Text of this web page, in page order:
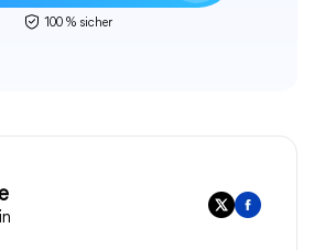
100 % sicher